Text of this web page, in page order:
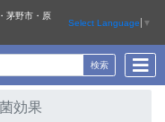
茅野市・原
Select Language ▼
効果